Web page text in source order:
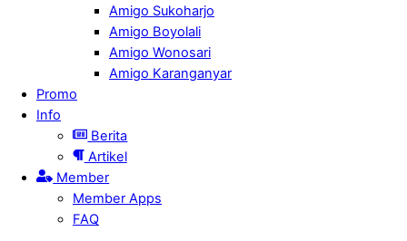
Amigo Sukoharjo
Amigo Boyolali
Amigo Wonosari
Amigo Karanganyar
Promo
Info
Berita
Artikel
Member
Member Apps
FAQ